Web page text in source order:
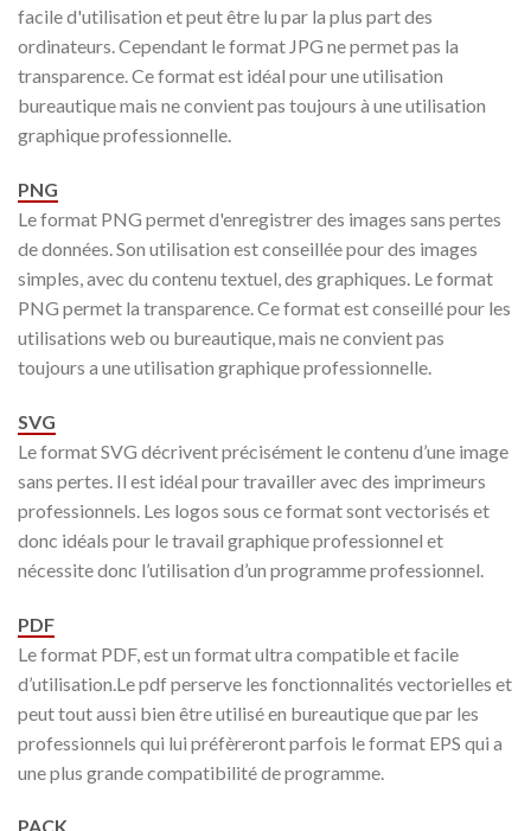
facile d'utilisation et peut être lu par la plus part des
ordinateurs. Cependant le format JPG ne permet pas la
transparence. Ce format est idéal pour une utilisation
bureautique mais ne convient pas toujours à une utilisation
graphique professionnelle.
PNG
Le format PNG permet d'enregistrer des images sans pertes
de données. Son utilisation est conseillée pour des images
simples, avec du contenu textuel, des graphiques. Le format
PNG permet la transparence. Ce format est conseillé pour les
utilisations web ou bureautique, mais ne convient pas
toujours a une utilisation graphique professionnelle.
SVG
Le format SVG décrivent précisément le contenu d’une image
sans pertes. Il est idéal pour travailler avec des imprimeurs
professionnels. Les logos sous ce format sont vectorisés et
donc idéals pour le travail graphique professionnel et
nécessite donc l’utilisation d’un programme professionnel.
PDF
Le format PDF, est un format ultra compatible et facile
d’utilisation.Le pdf perserve les fonctionnalités vectorielles et
peut tout aussi bien être utilisé en bureautique que par les
professionnels qui lui préfèreront parfois le format EPS qui a
une plus grande compatibilité de programme.
PACK